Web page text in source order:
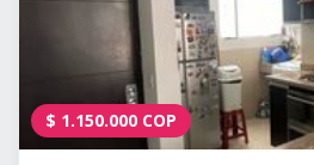
$ 1.150.000 COP